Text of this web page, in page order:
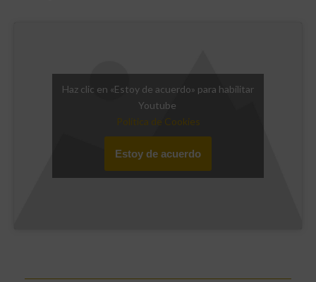
Haz clic en «Estoy de acuerdo» para habilitar
Youtube
Política de Cookies
Estoy de acuerdo